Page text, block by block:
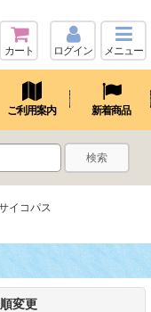
カート ログイン メニュー
ご利用案内 新着商品
検索
イコパス
変更